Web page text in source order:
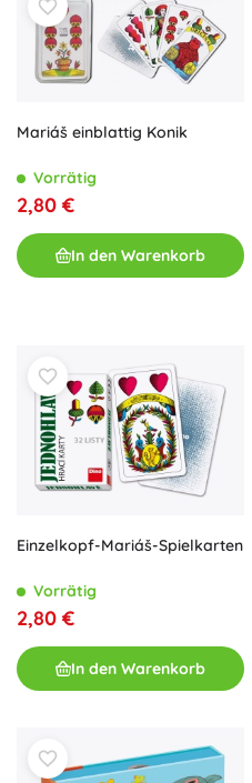
Mariáš einblattig Konik
Vorrätig
2,80 €
In den Warenkorb
Einzelkopf-Mariáš-Spielkarten
Vorrätig
2,80 €
In den Warenkorb